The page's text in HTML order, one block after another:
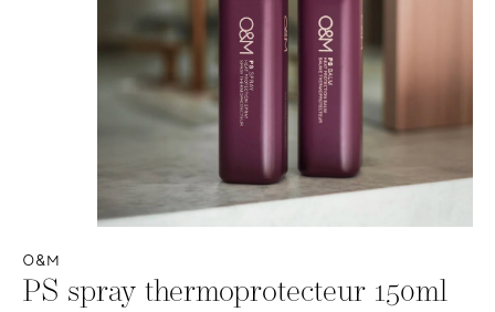
O&M
PS spray thermoprotecteur 150ml